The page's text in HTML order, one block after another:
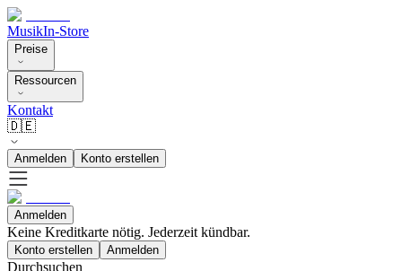
MusikIn-Store
Preise
Ressourcen
Kontakt
🇩🇪
Anmelden Konto erstellen
Anmelden
Keine Kreditkarte nötig. Jederzeit kündbar.
Konto erstellen Anmelden
Durchsuchen